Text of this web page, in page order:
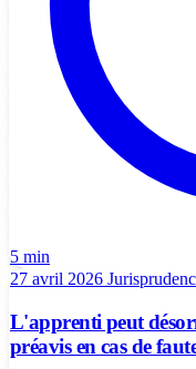
5 min
27 avril 2026
L'apprenti peut
préavis en cas de